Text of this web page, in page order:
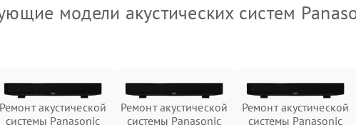
модели акустических систем
Ремонт акустической
системы Panasonic
Ремонт акустической
системы Panasonic
Ремонт акустической
системы Panasonic